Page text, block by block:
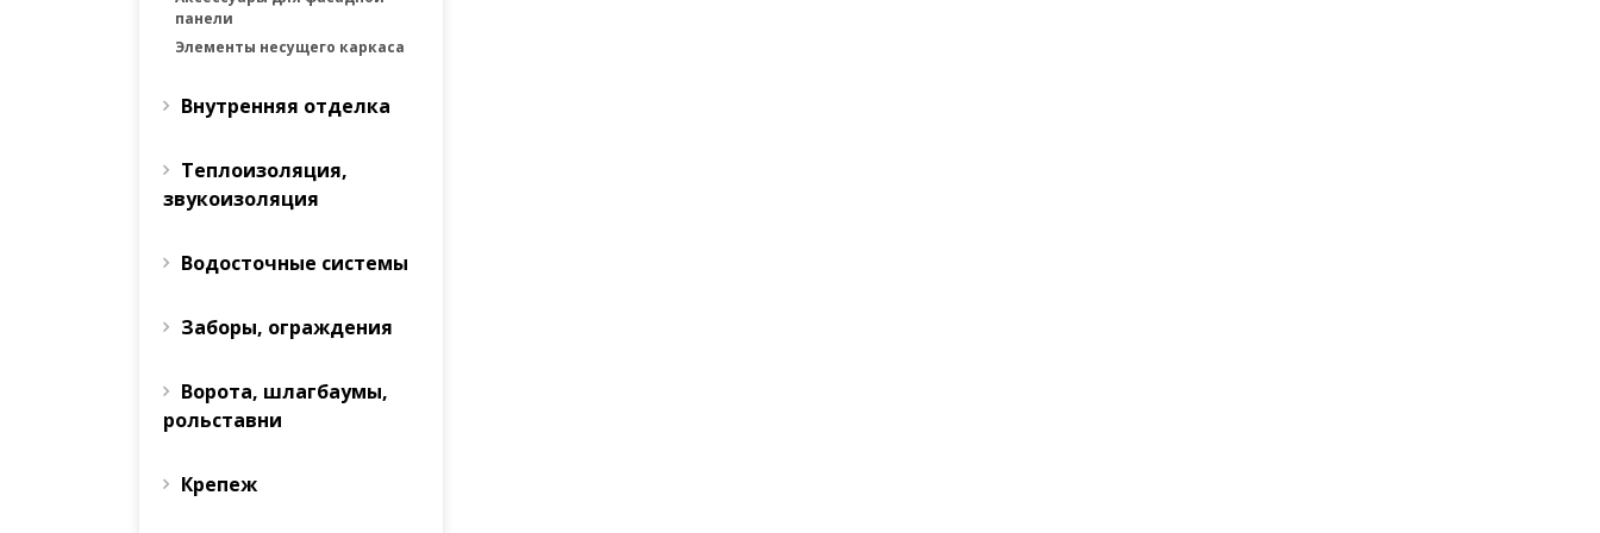
панели
Элементы несущего каркаса
Внутренняя отделка
Теплоизоляция,
звукоизоляция
Водосточные системы
Заборы, ограждения
Ворота, шлагбаумы,
рольставни
Крепеж